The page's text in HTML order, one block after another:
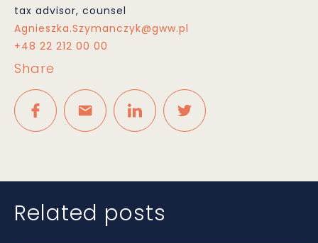
tax advisor, counsel
Agnieszka.Szymanczyk@gww.pl
+48 22 212 00 00
Share
Related posts